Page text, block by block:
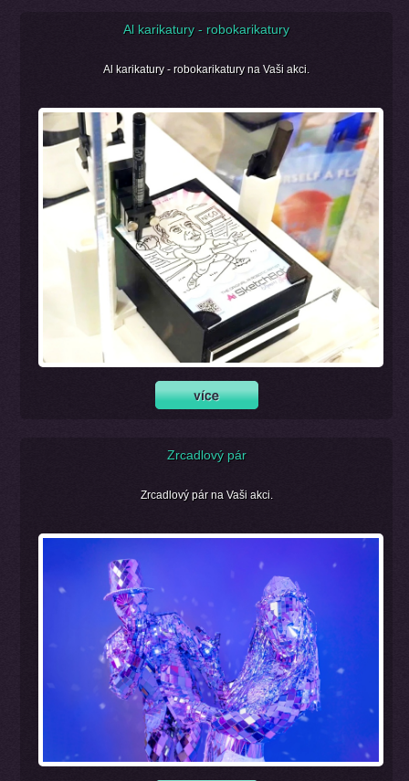
Al karikatury - robokarikatury
Al karikatury - robokarikatury na Vaši akci.
Zrcadlový pár
Zrcadlový pár na Vaši akci.